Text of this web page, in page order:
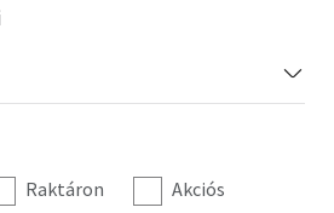
Raktáron Akciós